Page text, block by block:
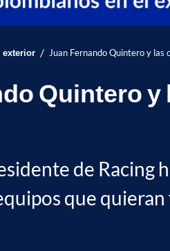
exterior / Juan Fernando Quintero y las
Quintero
de
que